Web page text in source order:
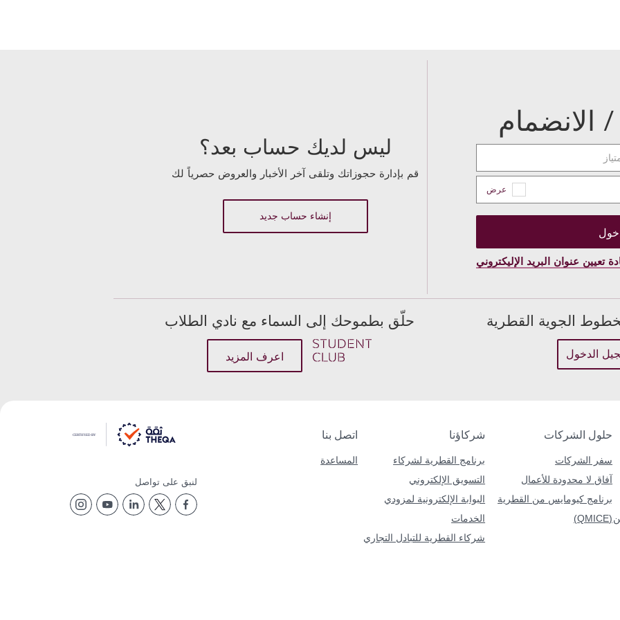
عرض
تعيين عنوان البريد الإليكتروني
كلمة المرور
أو رقم عضوية نادي الإمتياز
وصلتك
الجديدة
ليس لديك حساب بعد؟
قم بإدارة حجوزاتك وتلقى آخر الأخبار والعروض حصرياً لك
إنشاء حساب جديد
الجوية القطرية
الدخول
حلّق بطموحك إلى السماء مع نادي الطلاب
اعرف المزيد
حلول الشركات شركاؤنا اتصل بنا
سفر الشركات
آفاق لا محدودة للأعمال
برنامج كيومايس من القطرية
(QMICE)
برنامج القطرية لشركاء
التسويق الإلكتروني
البوابة الإلكترونية لمزودي
الخدمات
شركاء القطرية للتبادل التجاري
المساعدة
لنبق على تواصل